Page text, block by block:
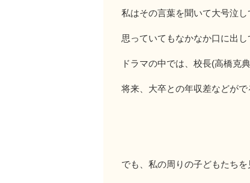
私はその言葉を聞いて大号泣し
思っていてもなかなか口に出し
ドラマの中では、校長(高橋克
将来、大卒との年収差などが
でも、私の周りの子どもたちを